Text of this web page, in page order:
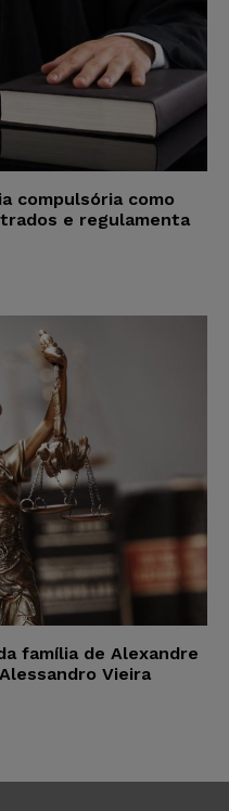
compulsória como
e regulamenta
família de Alexandre
Vieira